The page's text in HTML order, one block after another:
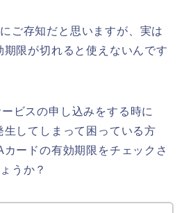
ご存知だと思いますが、実は
限が切れると使えないんです
ビスの申し込みをする時に
してしまって困っている方
ードの有効期限をチェックさ
うか？